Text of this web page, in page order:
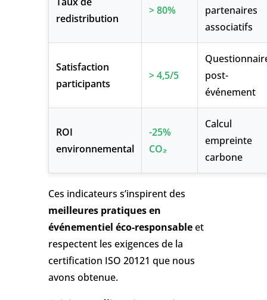
redistribution
> 80%
partenaires
associatifs
Satisfaction
participants
> 4,5/5
post-
événement
ROI
environnemental
-25%
CO₂
Calcul
empreinte
carbone
Ces indicateurs s’inspirent des
meilleures pratiques en
événementiel éco-responsableet
respectent les exigences de la
certification ISO 20121 que nous
avons obtenue.